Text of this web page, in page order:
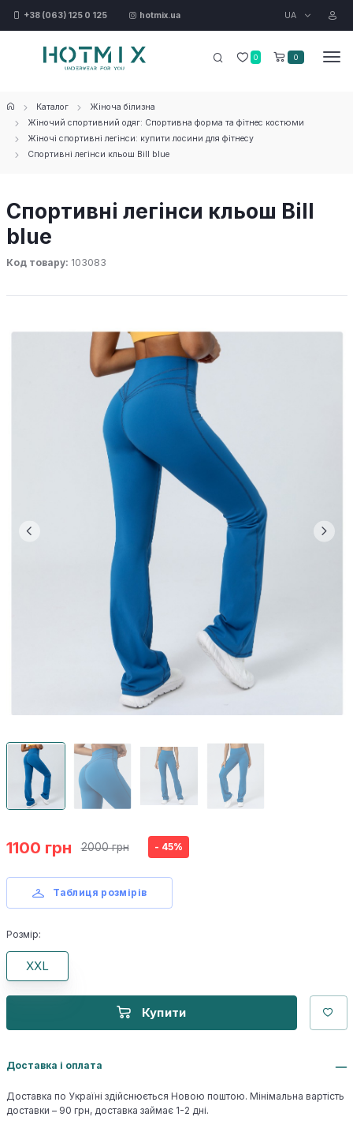
+38 (063) 125 0 125 hotmix.ua UA
0 0
Каталог
Жіноча білизна
Жіночий спортивний одяг: Спортивна форма та фітнес костюми
Жіночі спортивні легінси: купити лосини для фітнесу
Спортивні легінси кльош Bill blue
Спортивні легінси кльош Bill
blue
Код товару: 103083
1100 грн 2000 грн - 45%
Таблиця розмірів
Розмір:
XXL
Купити
Доставка і оплата
Доставка по Україні здійснюється Новою поштою. Мінімальна вартість
доставки – 90 грн, доставка займає 1-2 дні.